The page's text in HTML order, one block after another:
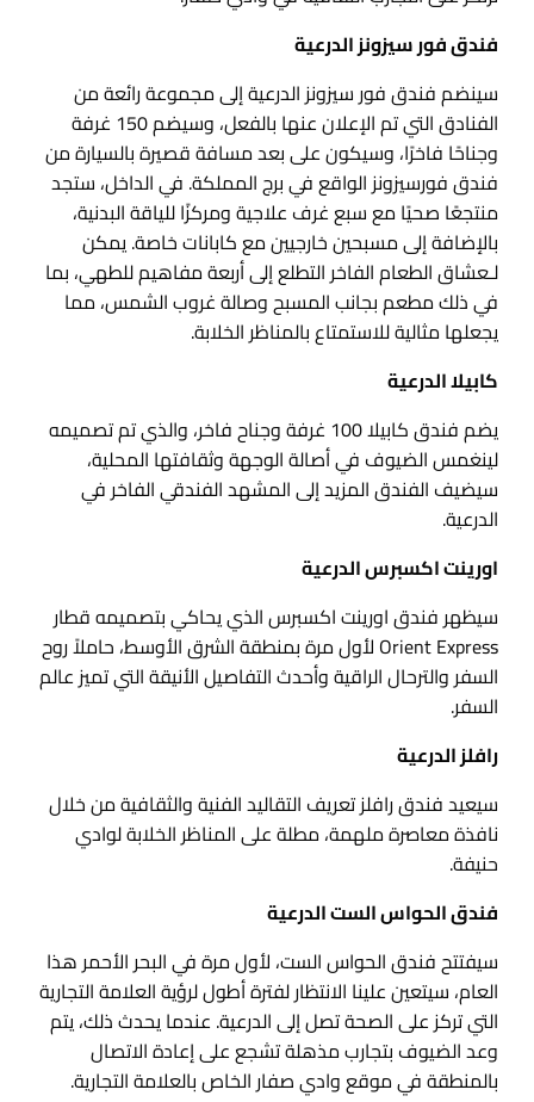
فندق فور سيزونز الدرعية
سينضم فندق فور سيزونز الدرعية إلى مجموعة رائعة من
الفنادق التي تم الإعلان عنها بالفعل، وسيضم 150 غرفة
وجناحًا فاخرًا، وسيكون على بعد مسافة قصيرة بالسيارة من
فندق فورسيزونز الواقع في برج المملكة. في الداخل، ستجد
منتجعًا صحيًا مع سبع غرف علاجية ومركزًا للياقة البدنية،
بالإضافة إلى مسبحين خارجيين مع كابانات خاصة. يمكن
لـعشاق الطعام الفاخر التطلع إلى أربعة مفاهيم للطهي، بما
في ذلك مطعم بجانب المسبح وصالة غروب الشمس، مما
يجعلها مثالية للاستمتاع بالمناظر الخلابة.
كابيلا الدرعية
يضم فندق كابيلا 100 غرفة وجناح فاخر، والذي تم تصميمه
لينغمس الضيوف في أصالة الوجهة وثقافتها المحلية،
سيضيف الفندق المزيد إلى المشهد الفندقي الفاخر في
الدرعية.
اورينت اكسبرس الدرعية
سيظهر فندق اورينت اكسبرس الذي يحاكي بتصميمه قطار
Orient Express لأول مرة بمنطقة الشرق الأوسط، حاملاً روح
السفر والترحال الراقية وأحدث التفاصيل الأنيقة التي تميز عالم
السفر.
رافلز الدرعية
سيعيد فندق رافلز تعريف التقاليد الفنية والثقافية من خلال
نافذة معاصرة ملهمة، مطلة على المناظر الخلابة لوادي
حنيفة.
فندق الحواس الست الدرعية
سيفتتح فندق الحواس الست، لأول مرة في البحر الأحمر هذا
العام، سيتعين علينا الانتظار لفترة أطول لرؤية العلامة التجارية
التي تركز على الصحة تصل إلى الدرعية. عندما يحدث ذلك، يتم
وعد الضيوف بتجارب مذهلة تشجع على إعادة الاتصال
بالمنطقة في موقع وادي صفار الخاص بالعلامة التجارية.